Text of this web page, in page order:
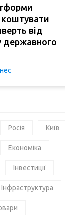
від
державного
Росія Київ
Економіка
Інвестиції
Інфраструктура